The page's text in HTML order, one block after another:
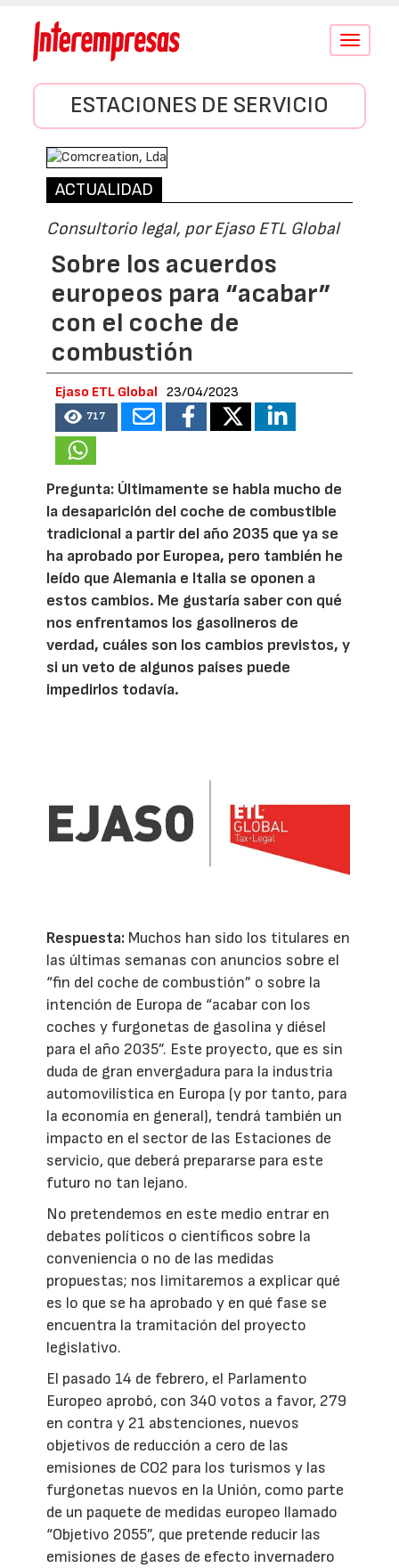
Conmutar
ESTACIONES DE SERVICIO
ACTUALIDAD
Consultorio legal, por Ejaso ETL Global
Sobre los acuerdos
europeos para “acabar”
con el coche de
combustión
Ejaso ETL Global 23/04/2023
717
Pregunta: Últimamente se habla mucho de
la desaparición del coche de combustible
tradicional a partir del año 2035 que ya se
ha aprobado por Europea, pero también he
leído que Alemania e Italia se oponen a
estos cambios. Me gustaría saber con qué
nos enfrentamos los gasolineros de
verdad, cuáles son los cambios previstos, y
si un veto de algunos países puede
impedirlos todavía.
Respuesta: Muchos han sido los titulares en
las últimas semanas con anuncios sobre el
“fin del coche de combustión” o sobre la
intención de Europa de “acabar con los
coches y furgonetas de gasolina y diésel
para el año 2035”. Este proyecto, que es sin
duda de gran envergadura para la industria
automovilística en Europa (y por tanto, para
la economía en general), tendrá también un
impacto en el sector de las Estaciones de
servicio, que deberá prepararse para este
futuro no tan lejano.
No pretendemos en este medio entrar en
debates políticos o científicos sobre la
conveniencia o no de las medidas
propuestas; nos limitaremos a explicar qué
es lo que se ha aprobado y en qué fase se
encuentra la tramitación del proyecto
legislativo.
El pasado 14 de febrero, el Parlamento
Europeo aprobó, con 340 votos a favor, 279
en contra y 21 abstenciones, nuevos
objetivos de reducción a cero de las
emisiones de CO2 para los turismos y las
furgonetas nuevos en la Unión, como parte
de un paquete de medidas europeo llamado
“Objetivo 2055”, que pretende reducir las
emisiones de gases de efecto invernadero